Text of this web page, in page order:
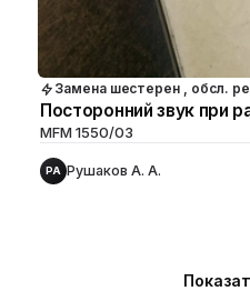
Замена шестерен , обсл.
Посторонний звук при
MFM 1550/03
РА Рушаков А. А.